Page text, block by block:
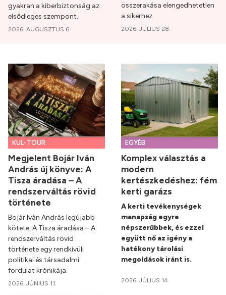
gyakran a kiberbiztonság az
elsődleges szempont.
2026. AUGUSZTUS 6.
összerakása elengedhetetlen
a sikerhez.
2026. JÚLIUS 28.
KUL-TOUR
Megjelent Bojár Iván
András új könyve: A
Tisza áradása – A
rendszerváltás rövid
története
Bojár Iván András legújabb
kötete, A Tisza áradása – A
rendszerváltás rövid
története egy rendkívüli
politikai és társadalmi
fordulat krónikája.
2026. JÚNIUS 11.
EGYÉB
Komplex választás a
modern
kertészkedéshez: fém
kerti garázs
A kerti tevékenységek
manapság egyre
népszerűbbek, és ezzel
együtt nő az igény a
hatékony tárolási
megoldások iránt is.
2026. JÚLIUS 14.